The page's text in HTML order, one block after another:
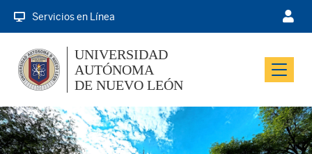
Servicios en Línea
Menu
UNIVERSIDAD
AUTÓNOMA
DE NUEVO LEÓN